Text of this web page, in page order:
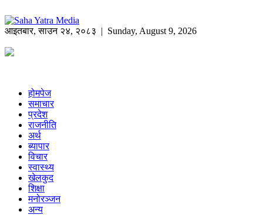
आइतबार,साउन २४, २०८३ | Sunday, August 9, 2026
होमपेज
समाचार
प्रदेश
राजनीति
अर्थ
ब्यापार
विचार
स्वास्थ्य
खेलकुद
शिक्षा
मनोरञ्जन
अन्य